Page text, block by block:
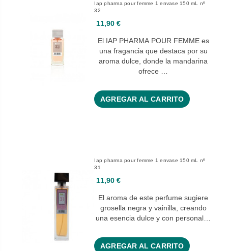
Iap pharma pour femme 1 envase 150 mL nº
32
11,90 €
El IAP PHARMA POUR FEMME es
una fragancia que destaca por su
aroma dulce, donde la mandarina
ofrece …
AGREGAR AL CARRITO
Iap pharma pour femme 1 envase 150 mL nº
31
11,90 €
El aroma de este perfume sugiere
grosella negra y vainilla, creando
una esencia dulce y con personal…
AGREGAR AL CARRITO